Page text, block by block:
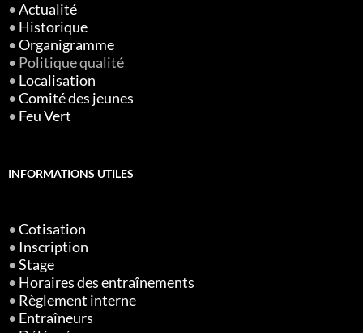
•Actualité
• Historique
•Organigramme
• Politique qualité
• Localisation
•Comité des jeunes
• Feu Vert
INFORMATIONS UTILES
•Cotisation
• Inscription
•Stage
• Horaires des entraînements
• Règlement interne
• Entraîneurs